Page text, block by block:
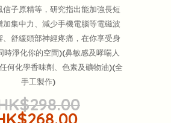
信子原精等，研究指出能加強長短
加集中力、減少手機電腦等電磁波
、舒緩頭部神經疼痛，在你享受身
時淨化你的空間)(鼻敏感及哮喘人
何化學香味劑、色素及礦物油)(全
手工製作)